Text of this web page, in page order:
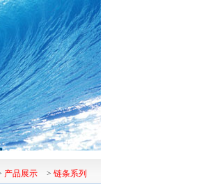
产品展示 > 链条系列